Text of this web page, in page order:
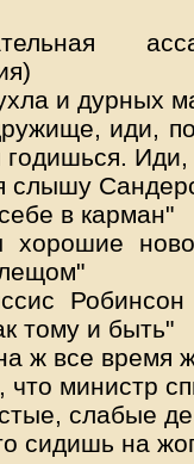
и дурных
иди,
годишься. Иди,
слышу
в карман"
хорошие
Робинсон
тому и быть"
ж все время
что министр
слабые
сидишь на